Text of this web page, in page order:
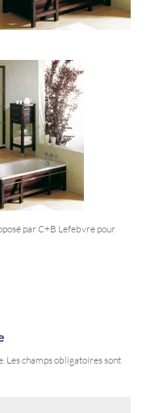
par C+B Lefebvre pour
Les champs obligatoires sont